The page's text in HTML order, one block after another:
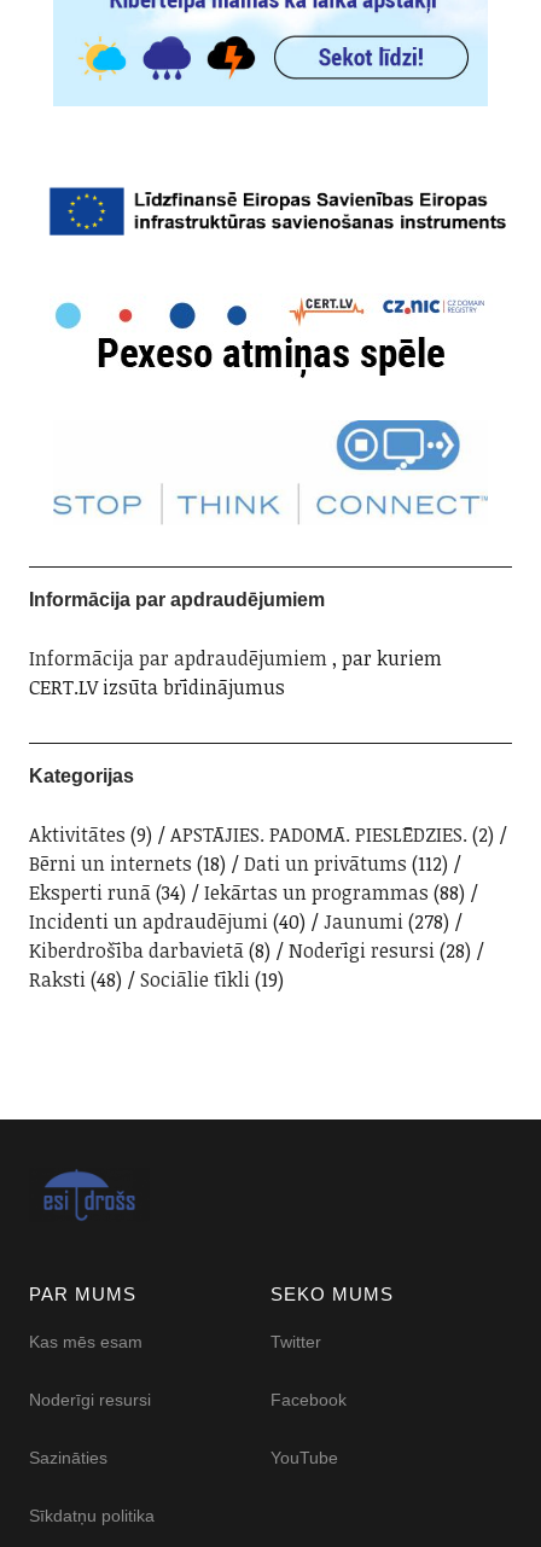
Informācija par apdraudējumiem
Informācija par apdraudējumiem, par kuriem
CERT.LV izsūta brīdinājumus
Kategorijas
Aktivitātes (9) APSTĀJIES. PADOMĀ. PIESLĒDZIES. (2)
Bērni un internets (18) Dati un privātums (112)
Eksperti runā(34) Iekārtas un programmas (88)
Incidenti un apdraudējumi(40) Jaunumi(278)
Kiberdrošība darbavietā(8) Noderīgi resursi(28)
Raksti(48) Sociālie tīkli(19)
PAR MUMS
Kas mēs esam
Noderīgi resursi
Sazināties
Sīkdatņu politika
SEKO MUMS
Twitter
Facebook
YouTube